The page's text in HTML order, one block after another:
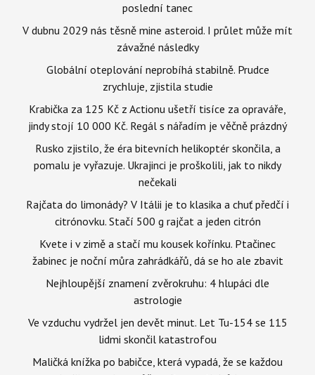
poslední tanec
V dubnu 2029 nás těsně mine asteroid. I průlet může mít
závažné následky
Globální oteplování neprobíhá stabilně. Prudce
zrychluje, zjistila studie
Krabička za 125 Kč z Actionu ušetří tisíce za opraváře,
jindy stojí 10 000 Kč. Regál s nářadím je věčně prázdný
Rusko zjistilo, že éra bitevních helikoptér skončila, a
pomalu je vyřazuje. Ukrajinci je proškolili, jak to nikdy
nečekali
Rajčata do limonády? V Itálii je to klasika a chuť předčí i
citrónovku. Stačí 500 g rajčat a jeden citrón
Kvete i v zimě a stačí mu kousek kořínku. Ptačinec
žabinec je noční můra zahrádkářů, dá se ho ale zbavit
Nejhloupější znamení zvěrokruhu: 4 hlupáci dle
astrologie
Ve vzduchu vydržel jen devět minut. Let Tu-154 se 115
lidmi skončil katastrofou
Maličká knížka po babičce, která vypadá, že se každou